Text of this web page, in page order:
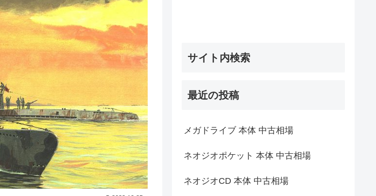
サイト内検索
最近の投稿
メガドライブ 本体 中古相場
ネオジオポケット 本体 中古相場
ネオジオCD 本体 中古相場